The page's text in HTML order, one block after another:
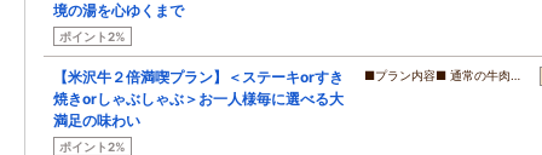
境の湯を心ゆくまで
ポイント2%
【米沢牛２倍満喫プラン】＜ステーキorすき
焼きorしゃぶしゃぶ＞お一人様毎に選べる大
満足の味わい
ポイント2%
■プラン内容■ 通常の牛肉…